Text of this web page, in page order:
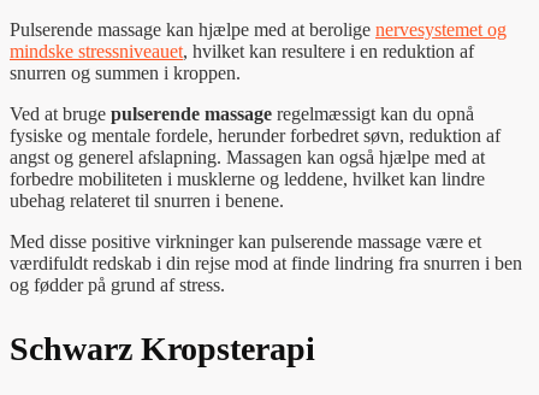
Pulserende massage kan hjælpe med at berolige nervesystemet og
mindske stressniveauet, hvilket kan resultere i en reduktion af
snurren og summen i kroppen.
Ved at bruge pulserende massage regelmæssigt kan du opnå
fysiske og mentale fordele, herunder forbedret søvn, reduktion af
angst og generel afslapning. Massagen kan også hjælpe med at
forbedre mobiliteten i musklerne og leddene, hvilket kan lindre
ubehag relateret til snurren i benene.
Med disse positive virkninger kan pulserende massage være et
værdifuldt redskab i din rejse mod at finde lindring fra snurren i ben
og fødder på grund af stress.
Schwarz Kropsterapi